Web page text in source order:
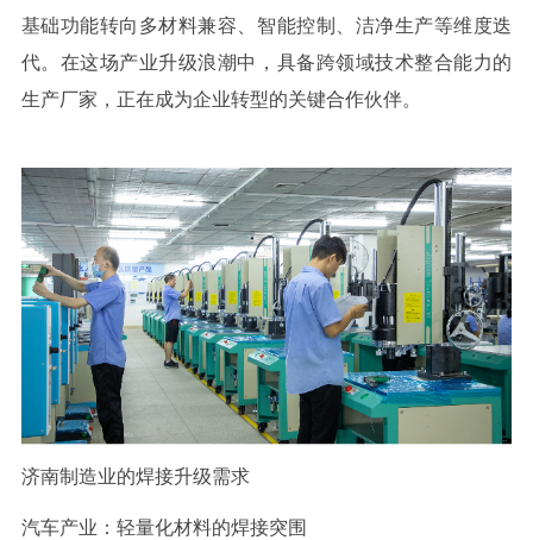
基础功能转向多材料兼容、智能控制、洁净生产等维度迭
代。在这场产业升级浪潮中，具备跨领域技术整合能力的
生产厂家，正在成为企业转型的关键合作伙伴。
济南制造业的焊接升级需求
汽车产业：轻量化材料的焊接突围